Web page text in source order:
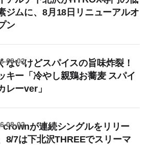
ジムに、8月18日リニューアルオ
ン
ないけどスパイスの旨味炸裂！
キー「冷やし親鶏お蕎麦 スパイ
レーver」
08-02
crownが連続シングルをリリー
8/7は下北沢THREEでスリーマ
08-02